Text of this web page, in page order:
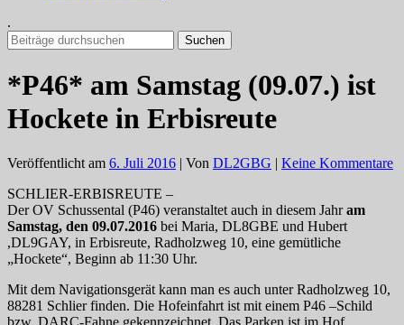
.
Suchen
nach:
*P46* am Samstag (09.07.) ist
Hockete in Erbisreute
Veröffentlicht am 6. Juli 2016 | Von DL2GBG | Keine Kommentare
SCHLIER-ERBISREUTE –
Der OV Schussental (P46) veranstaltet auch in diesem Jahram
Samstag, den 09.07.2016 bei Maria, DL8GBE und Hubert
,DL9GAY, in Erbisreute, Radholzweg 10, eine gemütliche
„Hockete“, Beginn ab 11:30 Uhr.
Mit dem Navigationsgerät kann man es auch unter Radholzweg 10,
88281 Schlier finden. Die Hofeinfahrt ist mit einem P46 –Schild
bzw. DARC-Fahne gekennzeichnet. Das Parken ist im Hof